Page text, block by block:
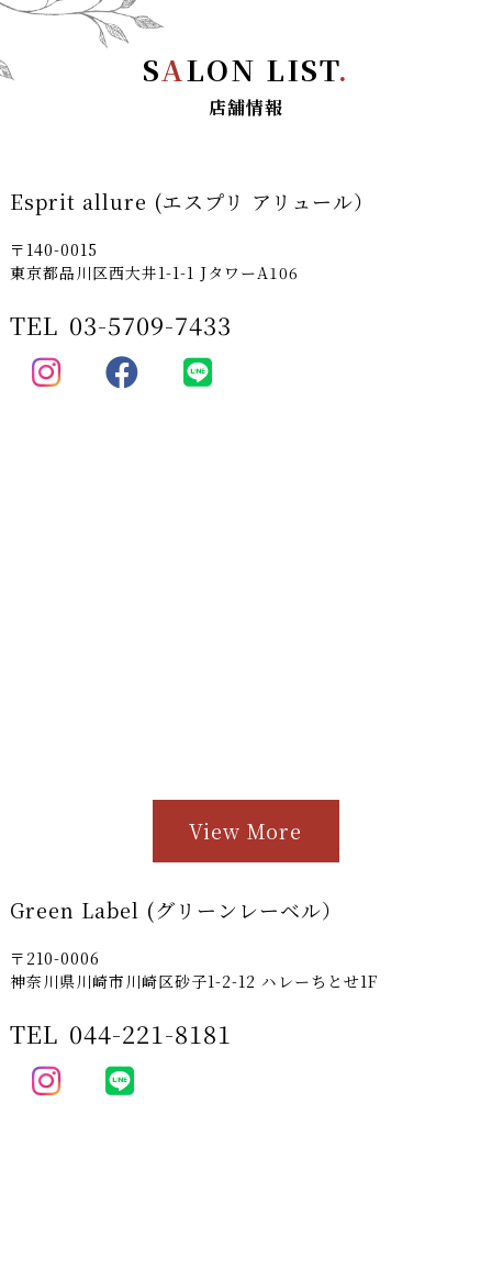
SALON LIST.
店舗情報
Esprit allure (エスプリ アリュール）
〒140-0015
東京都品川区西大井1-1-1 JタワーA106
TEL 03-5709-7433
View More
Green Label (グリーンレーベル）
〒210-0006
神奈川県川崎市川崎区砂子1-2-12 ハレーちとせ1F
TEL 044-221-8181